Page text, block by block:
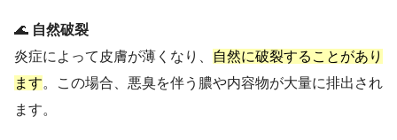
🌊 自然破裂
炎症によって皮膚が薄くなり、
自然に破裂することがあり
ます。この場合、悪臭を伴う膿や内容物が大量に排出され
ます。